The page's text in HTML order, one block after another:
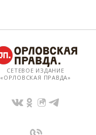
СЕТЕВОЕ ИЗДАНИЕ
«ОРЛОВСКАЯ ПРАВДА»